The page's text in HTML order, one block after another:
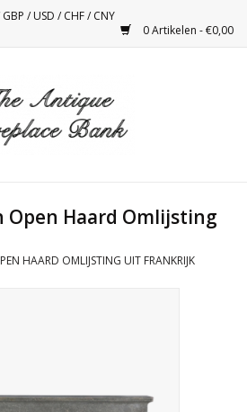
GBP /USD /CHF/CNY
0 Artikelen - €0,00
Open Haard Omlijsting
HAARD OMLIJSTING UIT FRANKRIJK